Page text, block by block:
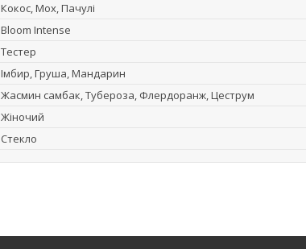
Кокос, Мох, Пачулі
Bloom Intense
Тестер
Імбир, Груша, Мандарин
Жасмин самбак, Тубероза, Флердоранж, Цеструм
Жіночий
Стекло